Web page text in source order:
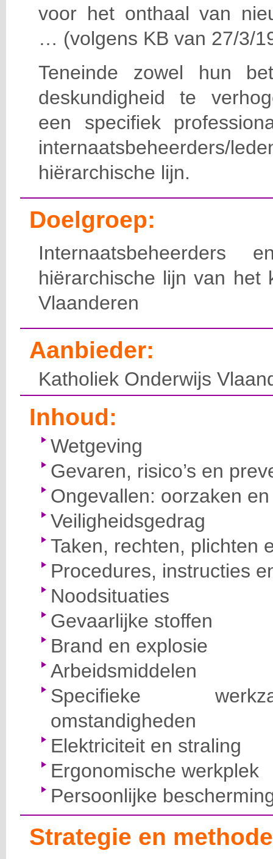
voor het onthaal van
… (volgens KB van 27/3/
Teneinde zowel hun
deskundigheid te
een specifiek
hiërarchische lijn.
Doelgroep:
hiërarchische lijn van het
Vlaanderen
Aanbieder:
Katholiek Onderwijs
Inhoud:
Wetgeving
Gevaren, risico’s en
Ongevallen: oorzaken
Veiligheidsgedrag
Taken, rechten, plichten
Procedures, instructies
Noodsituaties
Gevaarlijke stoffen
Brand en explosie
Arbeidsmiddelen
Specifieke
omstandigheden
Elektriciteit en straling
Ergonomische werkplek
Persoonlijke
Strategie en